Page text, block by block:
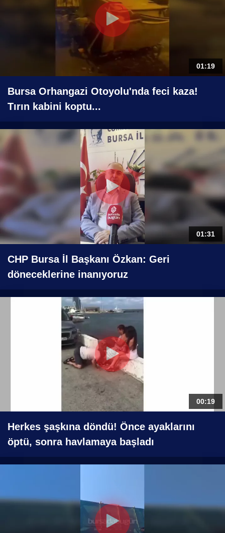
01:19
Bursa Orhangazi Otoyolu'nda feci kaza!
Tırın kabini koptu...
01:31
CHP Bursa İl Başkanı Özkan: Geri
döneceklerine inanıyoruz
00:19
Herkes şaşkına döndü! Önce ayaklarını
öptü, sonra havlamaya başladı